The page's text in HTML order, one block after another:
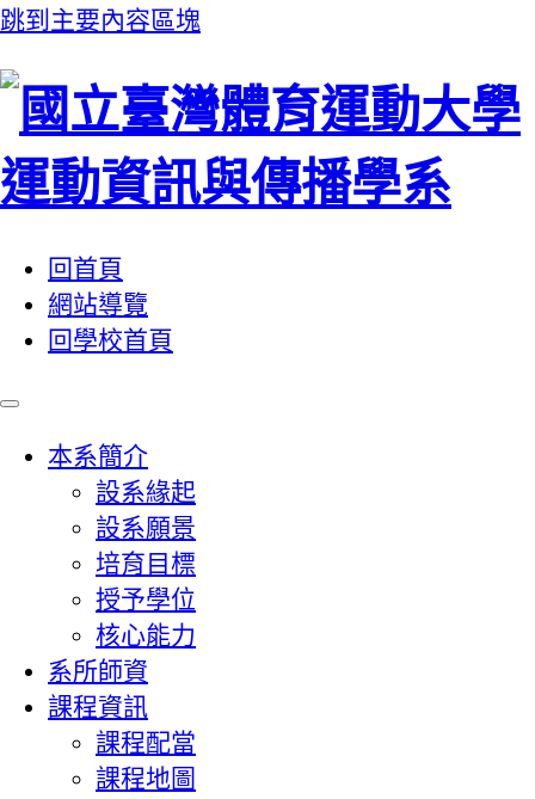
跳到主要內容區塊
:::
回首頁
網站導覽
回學校首頁
本系簡介
設系緣起
設系願景
培育目標
授予學位
核心能力
系所師資
課程資訊
課程配當
課程地圖